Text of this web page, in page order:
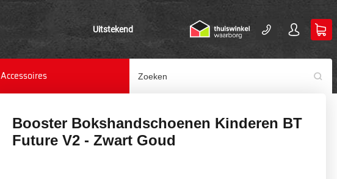
Uitstekend
Accessoires
Booster Bokshandschoenen Kinderen BT
Future V2 - Zwart Goud